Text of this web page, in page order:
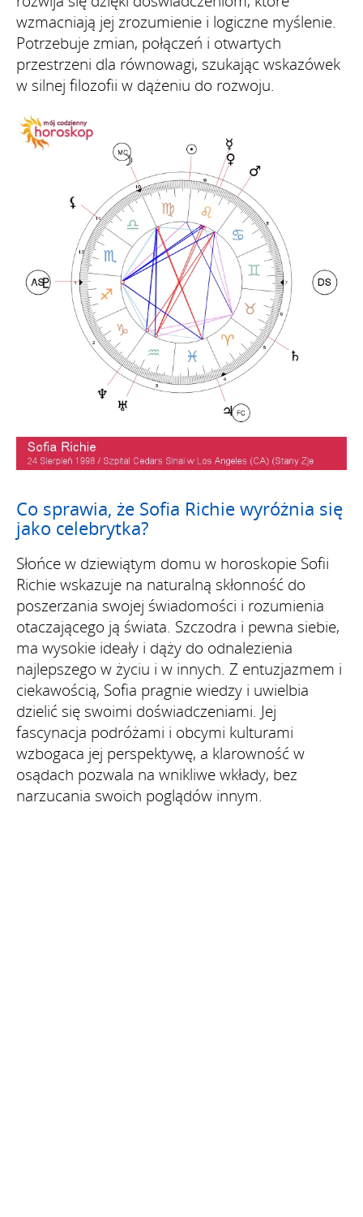
wzmacniają jej zrozumienie i logiczne myślenie.
Potrzebuje zmian, połączeń i otwartych
przestrzeni dla równowagi, szukając wskazówek
w silnej filozofii w dążeniu do rozwoju.
Co sprawia, że Sofia Richie wyróżnia się
jako celebrytka?
Słońce w dziewiątym domu w horoskopie Sofii
Richie wskazuje na naturalną skłonność do
poszerzania swojej świadomości i rozumienia
otaczającego ją świata. Szczodra i pewna siebie,
ma wysokie ideały i dąży do odnalezienia
najlepszego w życiu i w innych. Z entuzjazmem i
ciekawością, Sofia pragnie wiedzy i uwielbia
dzielić się swoimi doświadczeniami. Jej
fascynacja podróżami i obcymi kulturami
wzbogaca jej perspektywę, a klarowność w
osądach pozwala na wnikliwe wkłady, bez
narzucania swoich poglądów innym.